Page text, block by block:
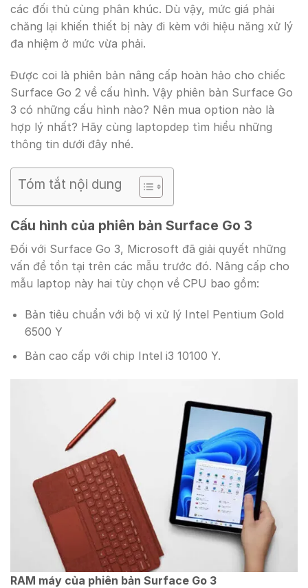
các đối thủ cùng phân khúc. Dù vậy, mức giá phải
chăng lại khiến thiết bị này đi kèm với hiệu năng xử lý
đa nhiệm ở mức vừa phải.
Được coi là phiên bản nâng cấp hoàn hảo cho chiếc
Surface Go 2 về cấu hình. Vậy phiên bản Surface Go
3 có những cấu hình nào? Nên mua option nào là
hợp lý nhất? Hãy cùng laptopdep tìm hiểu những
thông tin dưới đây nhé.
Tóm tắt nội dung
Cấu hình của phiên bản Surface Go 3
Đối với Surface Go 3, Microsoft đã giải quyết những
vấn đề tồn tại trên các mẫu trước đó. Nâng cấp cho
mẫu laptop này hai tùy chọn về CPU bao gồm:
Bản tiêu chuẩn với bộ vi xử lý Intel Pentium Gold
6500 Y
Bản cao cấp với chip Intel i3 10100 Y.
RAM máy của phiên bản Surface Go 3